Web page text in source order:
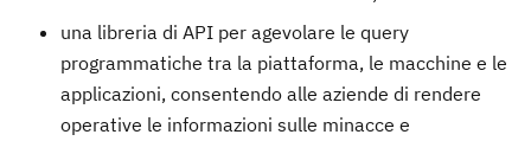
una libreria di API per agevolare le query
programmatiche tra la piattaforma, le macchine e le
applicazioni, consentendo alle aziende di rendere
operative le informazioni sulle minacce e